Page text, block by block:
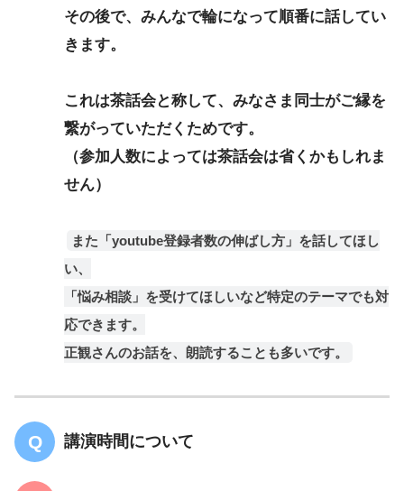
その後で、みんなで輪になって順番に話してい
きます。
これは茶話会と称して、みなさま同士がご縁を
繋がっていただくためです。
（参加人数によっては茶話会は省くかもしれま
せん）
また「youtube登録者数の伸ばし方」を話してほし
い、
「悩み相談」を受けてほしいなど特定のテーマでも対
応できます。
正観さんのお話を、朗読することも多いです。
講演時間について